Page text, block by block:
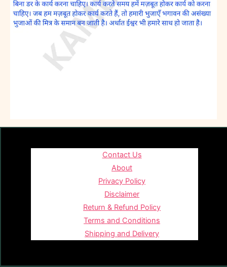
Contact Us
About
Privacy Policy
Disclaimer
Return & Refund Policy
Terms and Conditions
Shipping and Delivery